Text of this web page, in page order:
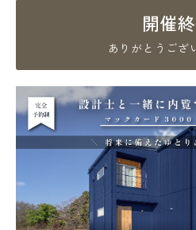
開催
ありがとうござ